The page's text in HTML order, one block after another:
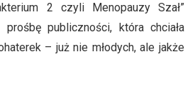
2 czyli Menopauzy Szał”
publiczności, która chciała
– już nie młodych, ale jakże